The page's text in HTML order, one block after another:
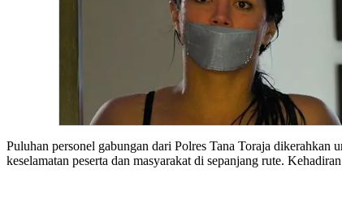
Puluhan personel gabungan dari Polres Tana Toraja dikerahkan
keselamatan peserta dan masyarakat di sepanjang rute.